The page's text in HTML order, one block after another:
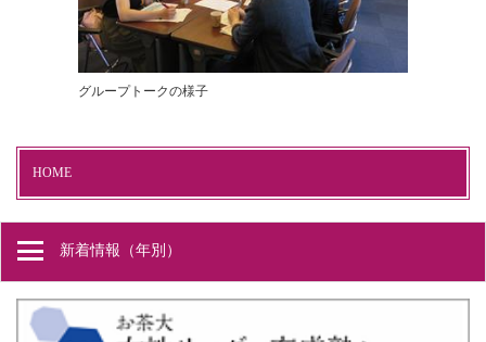
グループトークの様子
HOME
新着情報（年別）